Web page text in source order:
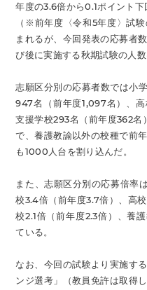
年度の3.6倍から0.1ポイント下
（※前年度〈令和5年度〉試
まれるが、今回発表の応募者
び後に実施する秋期試験の人数
志願区分別の応募者数では小
947名（前年度1,097名）、
支援学校293名（前年度362名
で、養護教諭以外の校種で前
も1000人台を割り込んだ。
また、志願区分別の応募倍率
校3.4倍（前年度3.7倍）、高
校2.1倍（前年度2.3倍）、養
ている。
なお、今回の試験より実施す
ンジ選考」（教員免許は取得